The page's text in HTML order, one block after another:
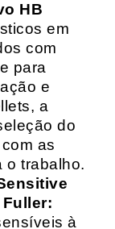
HB
em
com
para
e
a
do
as
o trabalho.
à